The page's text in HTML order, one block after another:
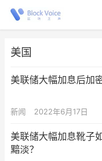
美国
美联储大幅加息后加
新闻 2022年6月17日
美联储大幅加息靴子
黯淡？